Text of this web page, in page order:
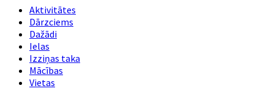
Aktivitātes
Dārzciems
Dažādi
Ielas
Izziņas taka
Mācības
Vietas